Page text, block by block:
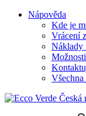
Nápověda
Kde je
Vrácení
Náklady
Všechna